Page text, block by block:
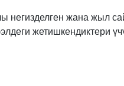
негизделген жана жыл
жетишкендиктери